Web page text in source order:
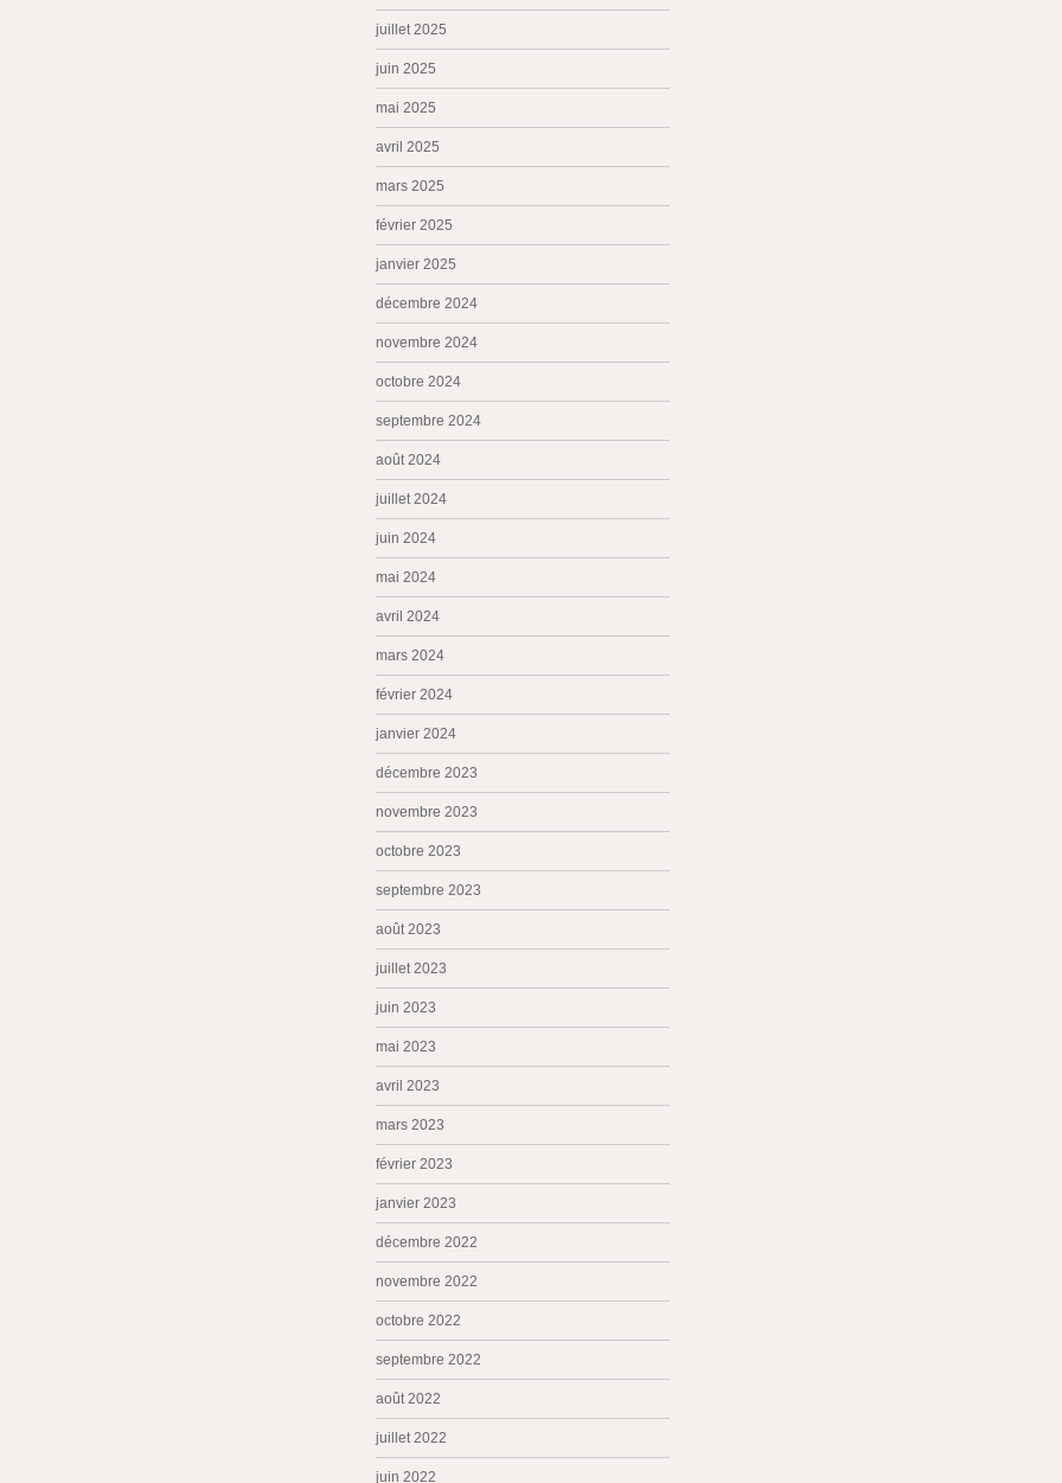
juillet 2025
juin 2025
mai 2025
avril 2025
mars 2025
février 2025
janvier 2025
décembre 2024
novembre 2024
octobre 2024
septembre 2024
août 2024
juillet 2024
juin 2024
mai 2024
avril 2024
mars 2024
février 2024
janvier 2024
décembre 2023
novembre 2023
octobre 2023
septembre 2023
août 2023
juillet 2023
juin 2023
mai 2023
avril 2023
mars 2023
février 2023
janvier 2023
décembre 2022
novembre 2022
octobre 2022
septembre 2022
août 2022
juillet 2022
juin 2022